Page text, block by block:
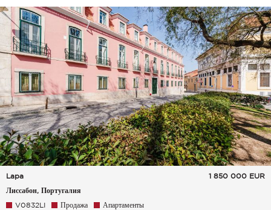
Lapa
Лиссабон, Португалия
1 850 000 EUR
V0832LI Продажа Апартаменты